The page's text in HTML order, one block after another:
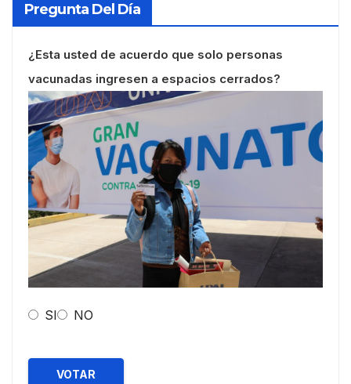
Pregunta Del Día
¿Esta usted de acuerdo que solo personas
vacunadas ingresen a espacios cerrados?
SI NO
VOTAR